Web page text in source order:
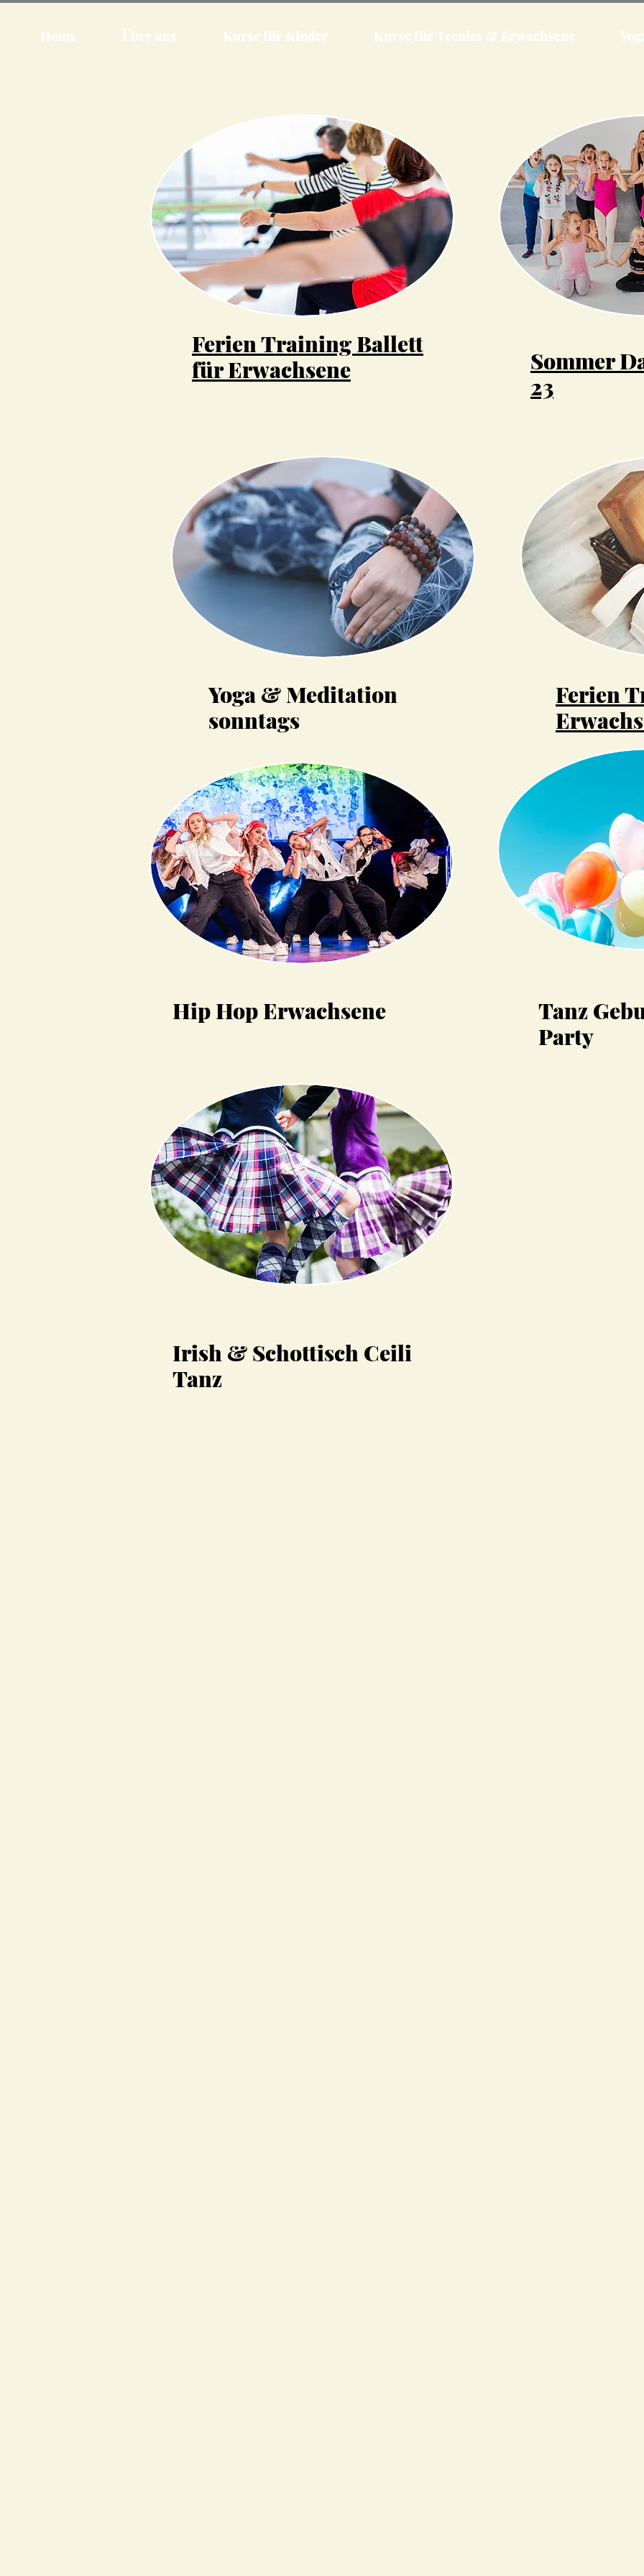
Home Über uns Kurse für Kinder Kurse für Teenies & Erwachsene
Ferien Training Ballett
für Erwachsene
Sommer
23
Yoga & Meditation
sonntags
Ferien
Hip Hop Erwachsene
Tanz
Party
Irish & Schottisch Ceili
Tanz